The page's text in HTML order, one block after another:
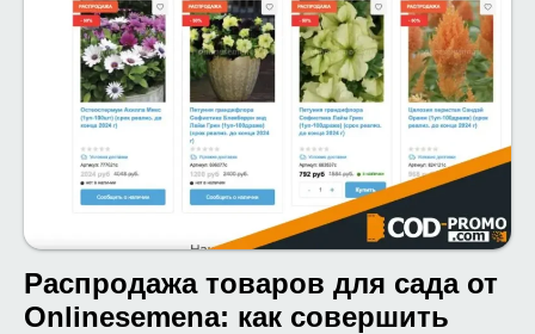
Распродажа товаров для сада от
Onlinesemena: как совершить